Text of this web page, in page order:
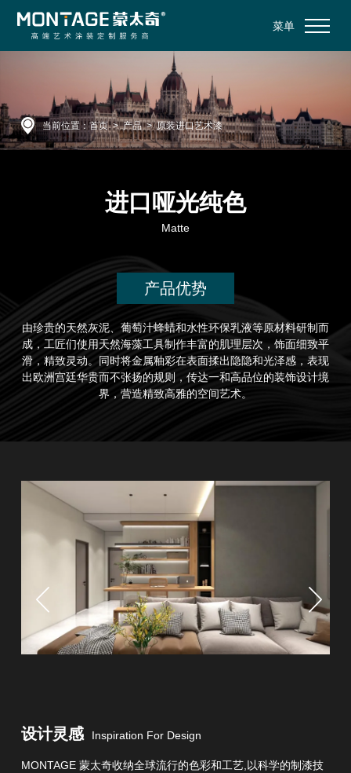
菜单
当前位置：首页>产品>原装进口艺术漆
进口哑光纯色
Matte
产品优势
由珍贵的天然灰泥、葡萄汁蜂蜡和水性环保乳液等原材料研制而
成，工匠们使用天然海藻工具制作丰富的肌理层次，饰面细致平
滑，精致灵动。同时将金属釉彩在表面揉出隐隐和光泽感，表现
出欧洲宫廷华贵而不张扬的规则，传达一和高品位的装饰设计境
界，营造精致高雅的空间艺术。
设计灵感 Inspiration For Design
MONTAGE 蒙太奇收纳全球流行的色彩和工艺,以科学的制漆技